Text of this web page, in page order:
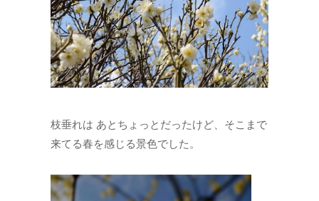
枝垂れは あとちょっとだったけど、そこまで
来てる春を感じる景色でした。